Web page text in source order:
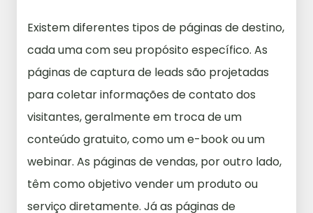
Existem diferentes tipos de páginas de destino,
cada uma com seu propósito específico. As
páginas de captura de leads são projetadas
para coletar informações de contato dos
visitantes, geralmente em troca de um
conteúdo gratuito, como um e-book ou um
webinar. As páginas de vendas, por outro lado,
têm como objetivo vender um produto ou
serviço diretamente. Já as páginas de